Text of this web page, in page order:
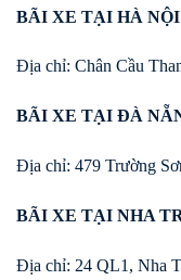
BÃI XE TẠI HÀ NỘI
Địa chỉ: Chân Cầu
BÃI XE TẠI ĐÀ
Địa chỉ: 479 Trường
BÃI XE TẠI NHA
Địa chỉ: 24 QL1, Nha